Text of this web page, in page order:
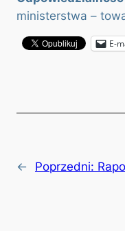
ministerstwa –
E-
← Poprzedni: